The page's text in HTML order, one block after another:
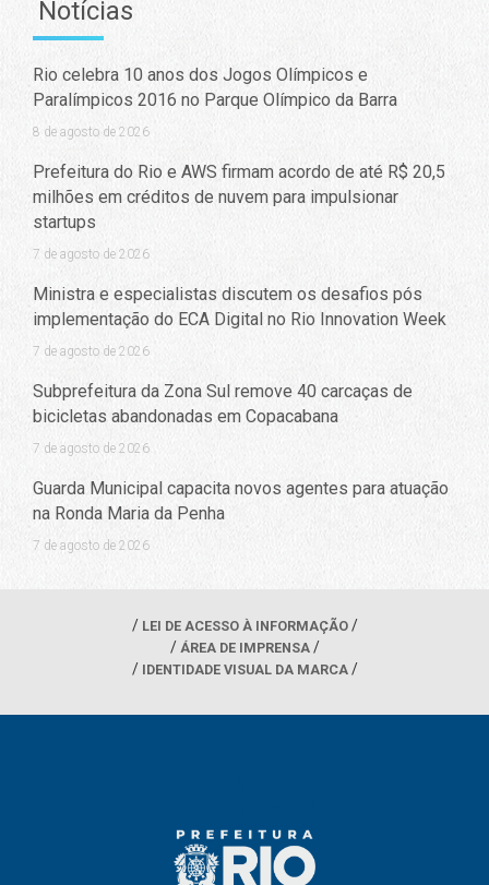
Notícias
Rio celebra 10 anos dos Jogos Olímpicos e
Paralímpicos 2016 no Parque Olímpico da Barra
8 de agosto de 2026
Prefeitura do Rio e AWS firmam acordo de até R$ 20,5
milhões em créditos de nuvem para impulsionar
startups
7 de agosto de 2026
Ministra e especialistas discutem os desafios pós
implementação do ECA Digital no Rio Innovation Week
7 de agosto de 2026
Subprefeitura da Zona Sul remove 40 carcaças de
bicicletas abandonadas em Copacabana
7 de agosto de 2026
Guarda Municipal capacita novos agentes para atuação
na Ronda Maria da Penha
7 de agosto de 2026
LEI DE ACESSO À INFORMAÇÃO
ÁREA DE IMPRENSA
IDENTIDADE VISUAL DA MARCA